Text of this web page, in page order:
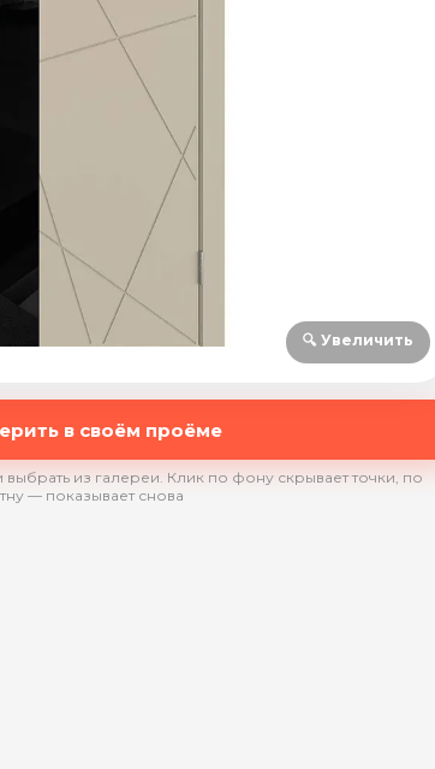
🔍 Увеличить
в своём проёме
из галереи. Клик по фону скрывает точки, по
— показывает снова